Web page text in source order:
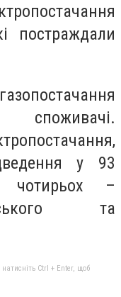
постраждали
у 93
чотирьох –
та
Ctrl + Enter, щоб